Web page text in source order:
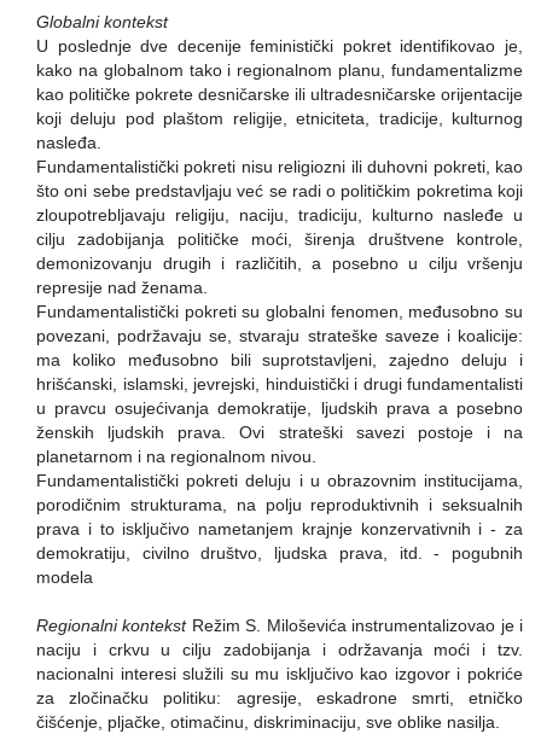
Globalni kontekst
U poslednje dve decenije feministički pokret identifikovao je,
kako na globalnom tako i regionalnom planu, fundamentalizme
kao političke pokrete desničarske ili ultradesničarske orijentacije
koji deluju pod plaštom religije, etniciteta, tradicije, kulturnog
nasleđa.
Fundamentalistički pokreti nisu religiozni ili duhovni pokreti, kao
što oni sebe predstavljaju već se radi o političkim pokretima koji
zloupotrebljavaju religiju, naciju, tradiciju, kulturno nasleđe u
cilju zadobijanja političke moći, širenja društvene kontrole,
demonizovanju drugih i različitih, a posebno u cilju vršenju
represije nad ženama.
Fundamentalistički pokreti su globalni fenomen, međusobno su
povezani, podržavaju se, stvaraju strateške saveze i koalicije:
ma koliko međusobno bili suprotstavljeni, zajedno deluju i
hrišćanski, islamski, jevrejski, hinduistički i drugi fundamentalisti
u pravcu osujećivanja demokratije, ljudskih prava a posebno
ženskih ljudskih prava. Ovi strateški savezi postoje i na
planetarnom i na regionalnom nivou.
Fundamentalistički pokreti deluju i u obrazovnim institucijama,
porodičnim strukturama, na polju reproduktivnih i seksualnih
prava i to isključivo nametanjem krajnje konzervativnih i - za
demokratiju, civilno društvo, ljudska prava, itd. - pogubnih
modela
Regionalni kontekstRežim S. Miloševića instrumentalizovao je i
naciju i crkvu u cilju zadobijanja i održavanja moći i tzv.
nacionalni interesi služili su mu isključivo kao izgovor i pokriće
za zločinačku politiku: agresije, eskadrone smrti, etničko
čišćenje, pljačke, otimačinu, diskriminaciju, sve oblike nasilja.